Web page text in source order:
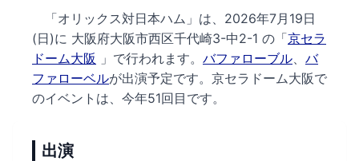
「オリックス対日本ハム」は、2026年7月19日
(日)に 大阪府大阪市西区千代崎3-中2-1 の 「京セラ
ドーム大阪
」で行われます。 バファローブル、 バ
ファローベルが出演予定です。 京セラドーム大阪で
のイベントは、今年51回目です。
出演